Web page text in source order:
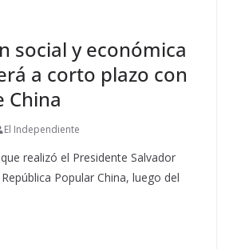
social y económica
a corto plazo con
China
El Independiente
realizó el Presidente Salvador
Popular China, luego del